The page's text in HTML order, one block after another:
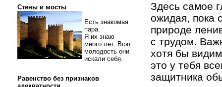
Стены и мосты
Есть знакомая
пара.
Я их знаю
много лет. Всю
молодость они
искали себя.
Равенство без признаков
Здесь самое
ожидая, пока
природе
с трудом.
хотя бы
это у тебя
защитника